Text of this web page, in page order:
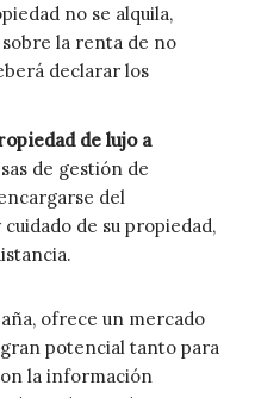
no se alquila,
la renta de no
declarar los
de lujo a
de gestión de
del
de su propiedad,
ofrece un mercado
potencial tanto para
la información